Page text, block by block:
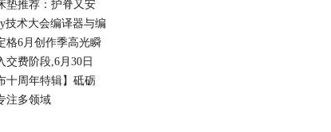
垫推荐：护脊又安
技术大会编译器与编
格6月创作季高光瞬
交费阶段,6月30日
十周年特辑】砥砺
注多领域